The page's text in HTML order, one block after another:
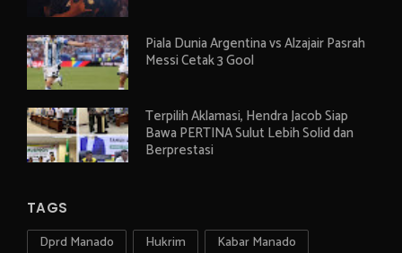
Piala Dunia Argentina vs Alzajair Pasrah
Messi Cetak 3 Gool
Terpilih Aklamasi, Hendra Jacob Siap
Bawa PERTINA Sulut Lebih Solid dan
Berprestasi
TAGS
Dprd Manado Hukrim
Kabar Manado